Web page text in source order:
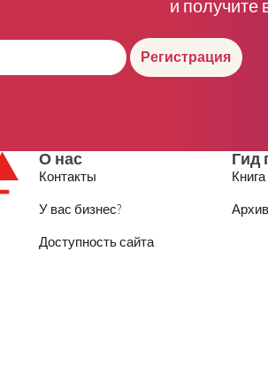
и получите
Регистрация
О нас
Контакты
У вас бизнес?
Доступность сайта
Гид
Архив